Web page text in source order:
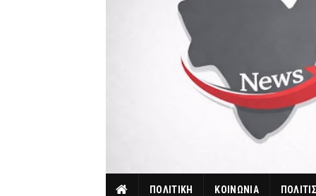
ΠΟΛΙΤΙΚΗ ΚΟΙΝΩΝΙΑ